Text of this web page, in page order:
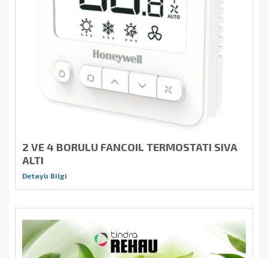
2 VE 4 BORULU FANCOIL TERMOSTATI SIVA
ALTI
Detaylı Bilgi